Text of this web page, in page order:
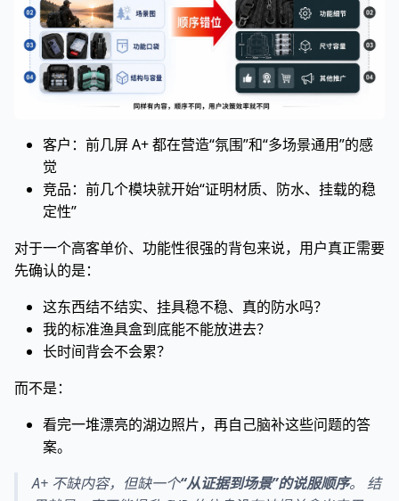
客户：前几屏 A+ 都在营造“氛围”和“多场景通用”的感
觉
竞品：前几个模块就开始“证明材质、防水、挂载的稳
定性”
对于一个高客单价、功能性很强的背包来说，用户真正需要
先确认的是：
这东西结不结实、挂具稳不稳、真的防水吗？
我的标准渔具盒到底能不能放进去？
长时间背会不会累？
而不是：
看完一堆漂亮的湖边照片，再自己脑补这些问题的答
案。
A+ 不缺内容，但缺一个“从证据到场景”的说服顺序。 结